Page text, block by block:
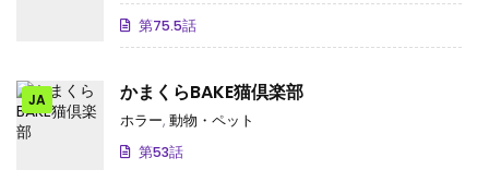
第75.5話
JA かまくらBAKE猫倶楽部
ホラー, 動物・ペット
第53話